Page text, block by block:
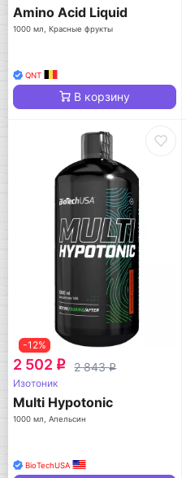
Amino Acid Liquid
1000 мл, Красные фрукты
QNT
В корзину
-12%
2 502 q 2 843q
Изотоник
Multi Hypotonic
1000 мл, Апельсин
BioTechUSA